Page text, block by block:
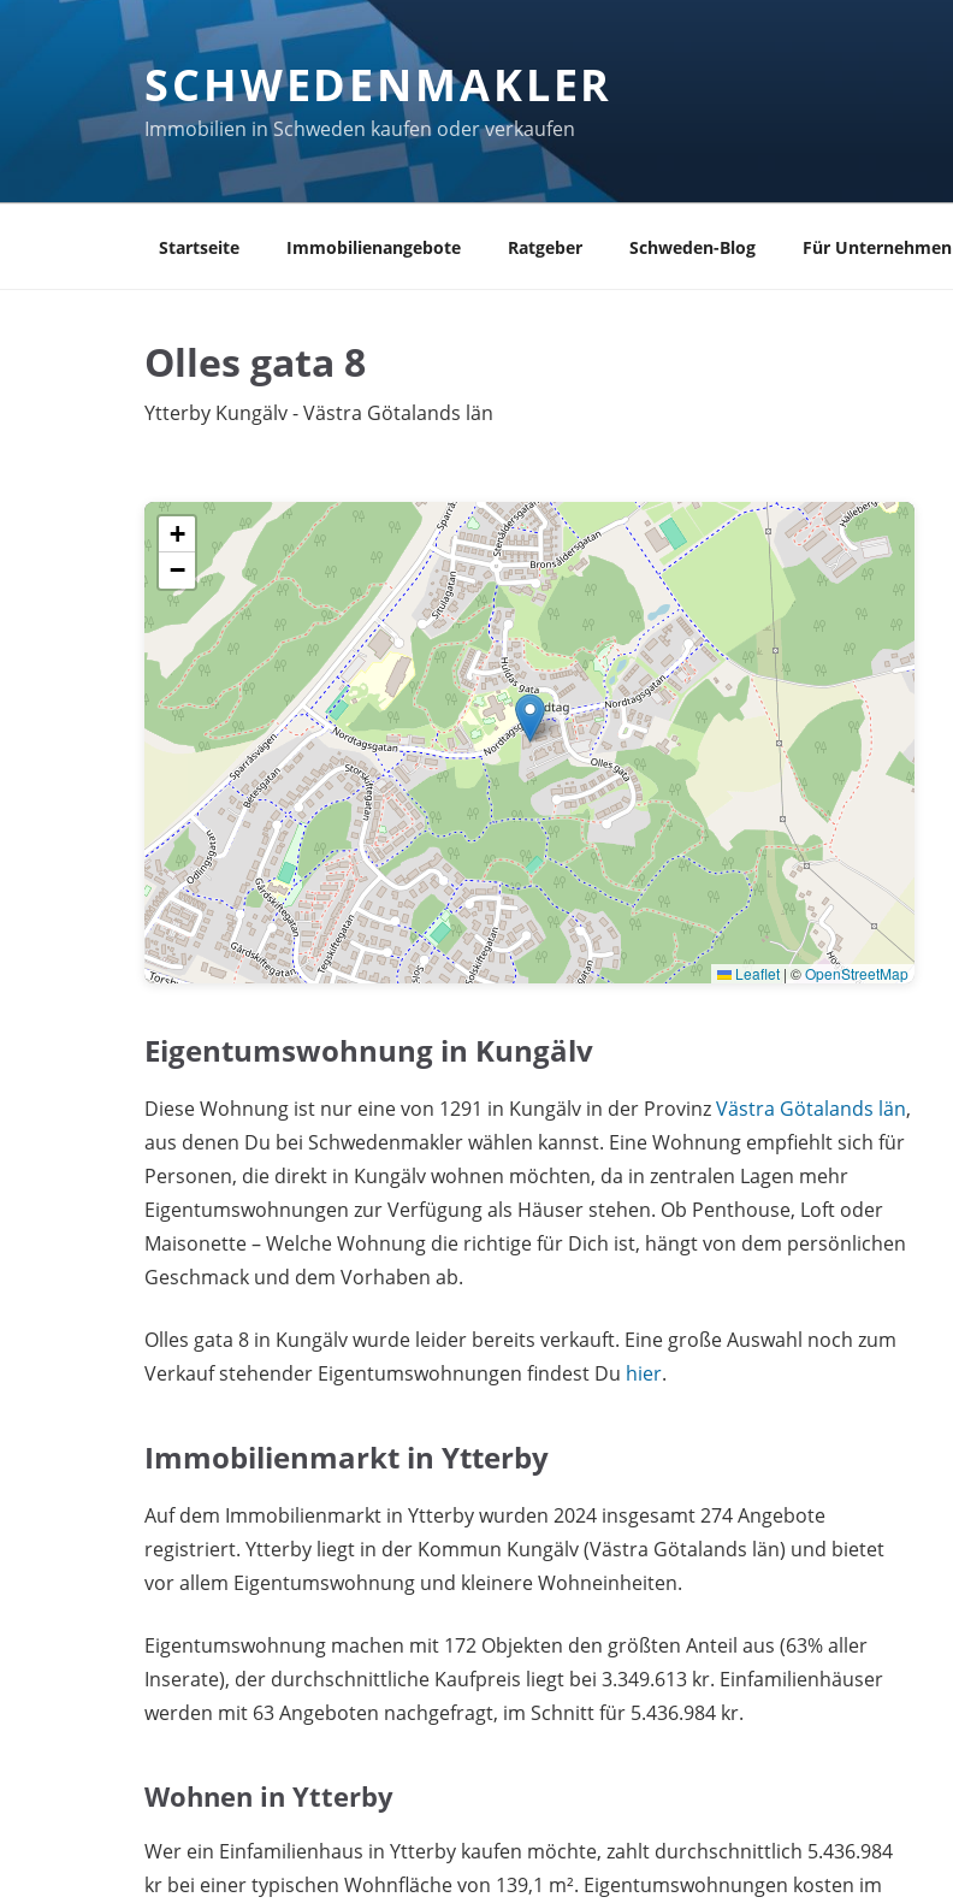
SCHWEDENMAKLER
Immobilien in Schweden kaufen oder verkaufen
Startseite Immobilienangebote Ratgeber Schweden-Blog Für Unternehmen
Olles gata 8
Ytterby Kungälv - Västra Götalands län
+
−
Leaflet | ©OpenStreetMap
Eigentumswohnung in Kungälv
Diese Wohnung ist nur eine von 1291 in Kungälv in der ProvinzVästra Götalands län,
aus denen Du bei Schwedenmakler wählen kannst. Eine Wohnung empfiehlt sich für
Personen, die direkt in Kungälv wohnen möchten, da in zentralen Lagen mehr
Eigentumswohnungen zur Verfügung als Häuser stehen. Ob Penthouse, Loft oder
Maisonette – Welche Wohnung die richtige für Dich ist, hängt von dem persönlichen
Geschmack und dem Vorhaben ab.
Olles gata 8 in Kungälv wurde leider bereits verkauft. Eine große Auswahl noch zum
Verkauf stehender Eigentumswohnungen findest Du hier.
Immobilienmarkt in Ytterby
Auf dem Immobilienmarkt in Ytterby wurden 2024 insgesamt 274 Angebote
registriert. Ytterby liegt in der Kommun Kungälv (Västra Götalands län) und bietet
vor allem Eigentumswohnung und kleinere Wohneinheiten.
Eigentumswohnung machen mit 172 Objekten den größten Anteil aus (63% aller
Inserate), der durchschnittliche Kaufpreis liegt bei 3.349.613 kr. Einfamilienhäuser
werden mit 63 Angeboten nachgefragt, im Schnitt für 5.436.984 kr.
Wohnen in Ytterby
Wer ein Einfamilienhaus in Ytterby kaufen möchte, zahlt durchschnittlich 5.436.984
kr bei einer typischen Wohnfläche von 139,1 m². Eigentumswohnungen kosten im